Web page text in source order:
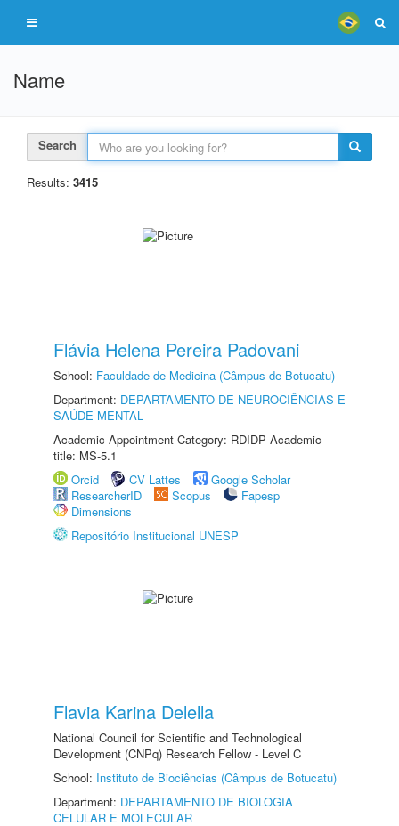
Name
Search
Results: 3415
Flávia Helena Pereira Padovani
School: Faculdade de Medicina (Câmpus de Botucatu)
Department: DEPARTAMENTO DE NEUROCIÊNCIAS E
SAÚDE MENTAL
Academic Appointment Category: RDIDP Academic
title: MS-5.1
Orcid
CV Lattes
Google Scholar
ResearcherID
Scopus
Fapesp
Dimensions
Repositório Institucional UNESP
Flavia Karina Delella
National Council for Scientific and Technological
Development (CNPq) Research Fellow - Level C
School: Instituto de Biociências (Câmpus de Botucatu)
Department: DEPARTAMENTO DE BIOLOGIA
CELULAR E MOLECULAR